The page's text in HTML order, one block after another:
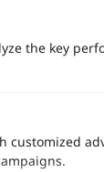
the key